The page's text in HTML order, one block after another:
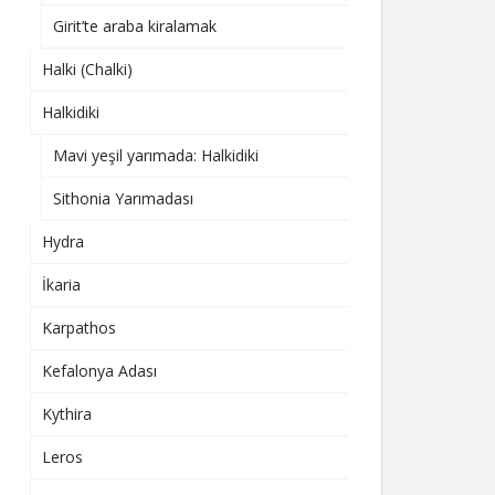
Girit’te araba kiralamak
Halki (Chalki)
Halkidiki
Mavi yeşil yarımada: Halkidiki
Sithonia Yarımadası
Hydra
İkaria
Karpathos
Kefalonya Adası
Kythira
Leros